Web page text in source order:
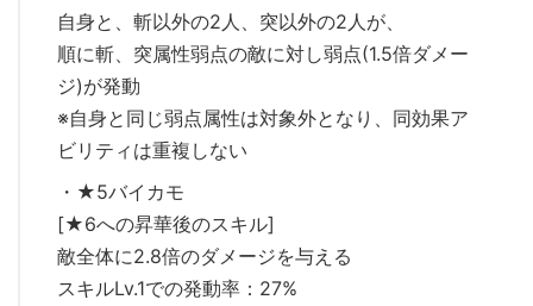
自身と、斬以外の2人、突以外の2人が、
順に斬、突属性弱点の敵に対し弱点(1.5倍ダメー
ジ)が発動
※自身と同じ弱点属性は対象外となり、同効果ア
ビリティは重複しない
・★5バイカモ
[★6への昇華後のスキル]
敵全体に2.8倍のダメージを与える
スキルLv.1での発動率：27%